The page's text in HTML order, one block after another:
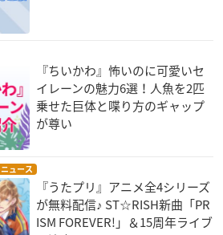
『ちいかわ』怖いのに可愛いセ
イレーンの魅力6選！人魚を2匹
乗せた巨体と喋り方のギャップ
が尊い
ニュース
『うたプリ』アニメ全4シリーズ
が無料配信♪ ST☆RISH新曲「PR
ISM FOREVER!」＆15周年ライブ